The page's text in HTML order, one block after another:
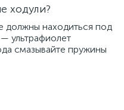
ходули?
находиться под
ультрафиолет
смазывайте пружины